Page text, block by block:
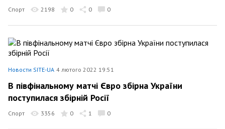
Спорт 2198 0 0 0
Новости SITE-UA 4 лютого 2022 19:51
В півфінальному матчі Євро збірна України
поступилася збірній Росії
Спорт 3356 0 1 0